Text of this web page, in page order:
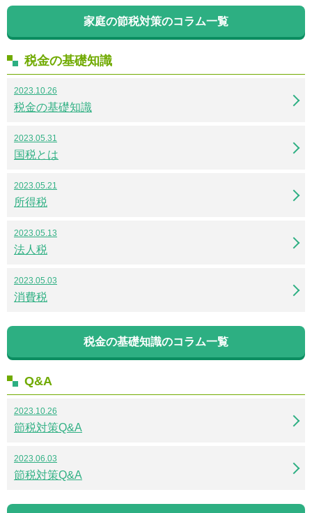
家庭の節税対策のコラム一覧
税金の基礎知識
2023.10.26
税金の基礎知識
2023.05.31
国税とは
2023.05.21
所得税
2023.05.13
法人税
2023.05.03
消費税
税金の基礎知識のコラム一覧
Q&A
2023.10.26
節税対策Q&A
2023.06.03
節税対策Q&A